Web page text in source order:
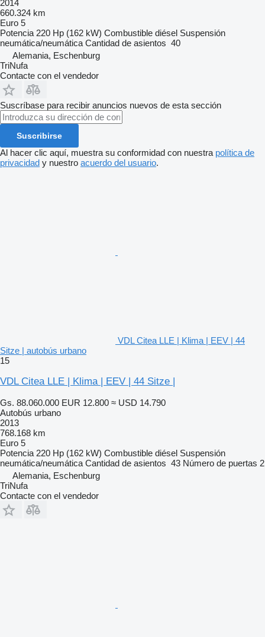
2014
660.324 km
Euro 5
Potencia 220 Hp (162 kW) Combustible diésel Suspensión
neumática/neumática Cantidad de asientos 40
Alemania, Eschenburg
TriNufa
Contacte con el vendedor
Suscríbase para recibir anuncios nuevos de esta sección
Suscribirse
Al hacer clic aquí, muestra su conformidad con nuestra política de
privacidad y nuestro acuerdo del usuario.
VDL Citea LLE | Klima | EEV | 44
Sitze | autobús urbano
15
VDL Citea LLE | Klima | EEV | 44 Sitze |
Gs. 88.060.000 EUR 12.800 ≈ USD 14.790
Autobús urbano
2013
768.168 km
Euro 5
Potencia 220 Hp (162 kW) Combustible diésel Suspensión
neumática/neumática Cantidad de asientos 43 Número de puertas 2
Alemania, Eschenburg
TriNufa
Contacte con el vendedor